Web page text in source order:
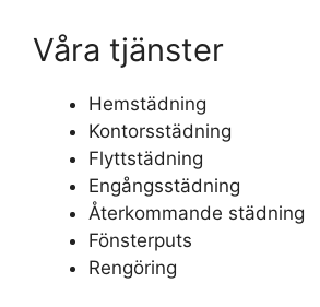
Våra tjänster
Hemstädning
Kontorsstädning
Flyttstädning
Engångsstädning
Återkommande städning
Fönsterputs
Rengöring